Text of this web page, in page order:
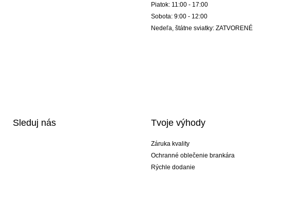
Piatok: 11:00 - 17:00
Sobota: 9:00 - 12:00
Nedeľa, štátne sviatky: ZATVORENÉ
Sleduj nás Tvoje výhody
Záruka kvality
Ochranné oblečenie brankára
Rýchle dodanie